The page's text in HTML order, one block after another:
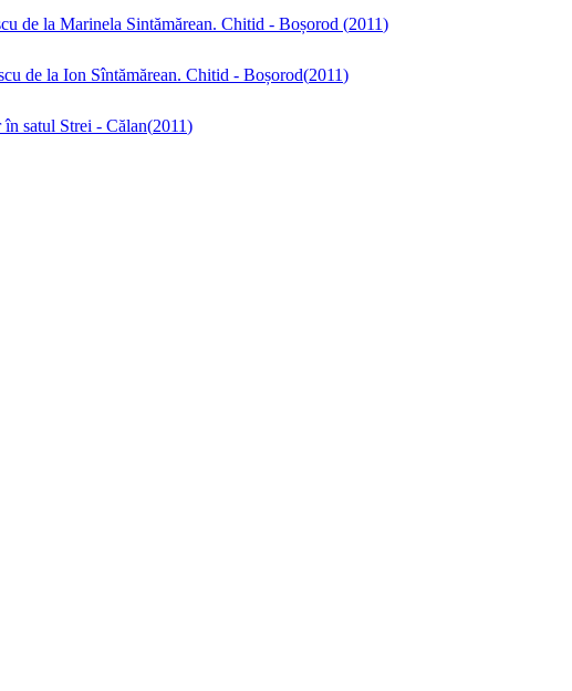
de la Marinela Sintămărean. Chitid - Boșorod (2011)
de la Ion Sîntămărean. Chitid - Boșorod(2011)
satul Strei - Călan(2011)